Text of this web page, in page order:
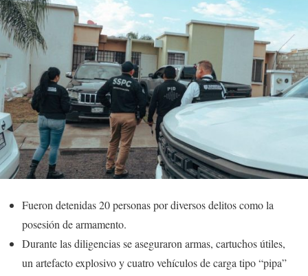
Fueron detenidas 20 personas por diversos delitos como la
posesión de armamento.
Durante las diligencias se aseguraron armas, cartuchos útiles,
un artefacto explosivo y cuatro vehículos de carga tipo “pipa”